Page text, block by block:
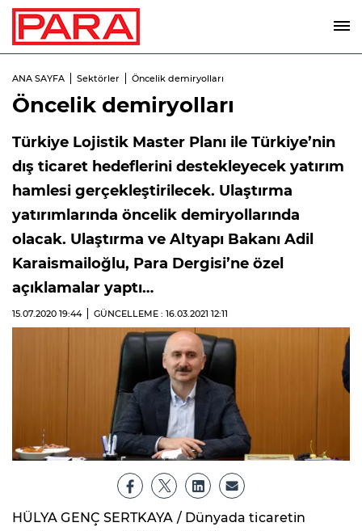
ANA SAYFA Sektörler Öncelik demiryolları
Öncelik demiryolları
Türkiye Lojistik Master Planı ile Türkiye’nin
dış ticaret hedeflerini destekleyecek yatırım
hamlesi gerçekleştirilecek. Ulaştırma
yatırımlarında öncelik demiryollarında
olacak. Ulaştırma ve Altyapı Bakanı Adil
Karaismailoğlu, Para Dergisi’ne özel
açıklamalar yaptı…
15.07.2020 19:44 GÜNCELLEME : 16.03.2021 12:11
HÜLYA GENÇ SERTKAYA / Dünyada ticaretin